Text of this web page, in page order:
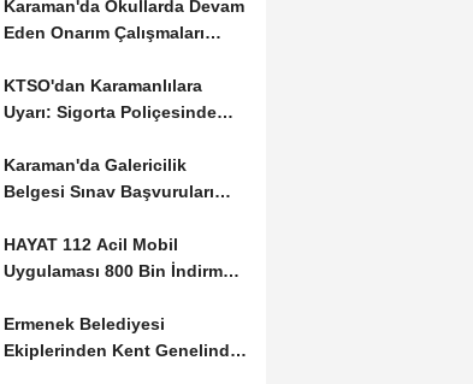
Karaman'da Okullarda Devam
Eden Onarım Çalışmaları
KTSO'dan Karamanlılara
Uyarı: Sigorta Poliçesinde
Karaman'da Galericilik
Belgesi Sınav Başvuruları
HAYAT 112 Acil Mobil
Uygulaması 800 Bin İndirmeyi
Ermenek Belediyesi
Ekiplerinden Kent Genelinde